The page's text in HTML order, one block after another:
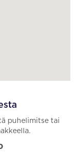
puhelimitse tai